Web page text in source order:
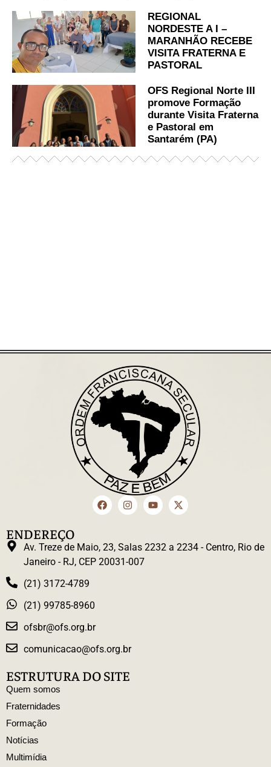
REGIONAL
NORDESTE A I –
MARANHÃO RECEBE
VISITA FRATERNA E
PASTORAL
OFS Regional Norte III
promove Formação
durante Visita Fraterna
e Pastoral em
Santarém (PA)
ENDEREÇO
Av. Treze de Maio, 23, Salas 2232 a 2234 - Centro, Rio de
Janeiro - RJ, CEP 20031-007
(21) 3172-4789
(21) 99785-8960
ofsbr@ofs.org.br
comunicacao@ofs.org.br
ESTRUTURA DO SITE
Quem somos
Fraternidades
Formação
Notícias
Multimídia